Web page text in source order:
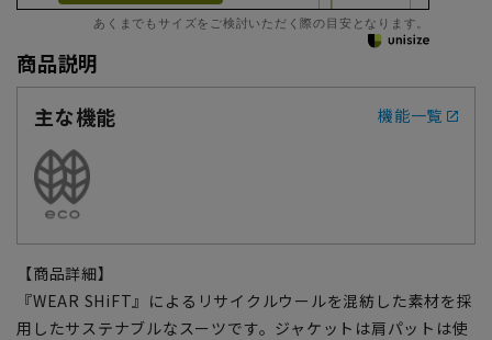
あくまでもサイズをご検討いただく際の目安となります。
商品説明
主な機能
機能一覧
【商品詳細】
『WEAR SHiFT』によるリサイクルウールを混紡した素材を採
用したサステナブルなスーツです。ジャケットは肩パットは使